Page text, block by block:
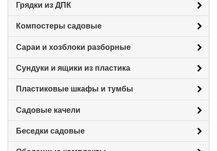
Грядки из ДПК
Компостеры садовые
Сараи и хозблоки разборные
Сундуки и ящики из пластика
Пластиковые шкафы и тумбы
Садовые качели
Беседки садовые